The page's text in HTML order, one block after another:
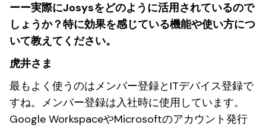
ーー実際にJosysをどのように活用されているので
しょうか？特に効果を感じている機能や使い方につ
いて教えてください。
虎井さま
最もよく使うのはメンバー登録とITデバイス登録で
すね。メンバー登録は入社時に使用しています。
Google WorkspaceやMicrosoftのアカウント発行